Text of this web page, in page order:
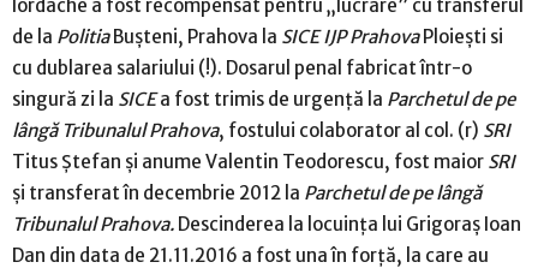
Iordache a fost recompensat pentru „lucrare” cu transferul
de la PolitiaBuşteni, Prahova la SICE IJP PrahovaPloieşti si
cu dublarea salariului (!). Dosarul penal fabricat într-o
singură zi la SICEa fost trimis de urgenţă la Parchetul de pe
lângă Tribunalul Prahova, fostului colaborator al col. (r) SRI
Titus Ştefan şi anume Valentin Teodorescu, fost maior SRI
şi transferat în decembrie 2012 la Parchetul de pe lângă
Tribunalul Prahova. Descinderea la locuinţa lui Grigoraş Ioan
Dan din data de 21.11.2016 a fost una în forţă, la care au